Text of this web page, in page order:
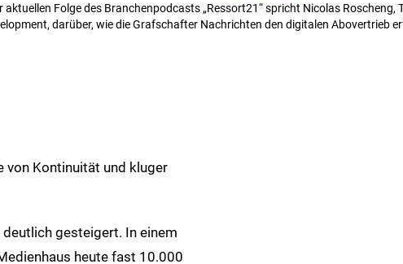
aktuellen Folge des Branchenpodcasts „Ressort21“ spricht Nicolas Roscheng,
darüber, wie die Grafschafter Nachrichten den digitalen Abovertrieb
von Kontinuität und kluger
deutlich gesteigert. In einem
heute fast 10.000